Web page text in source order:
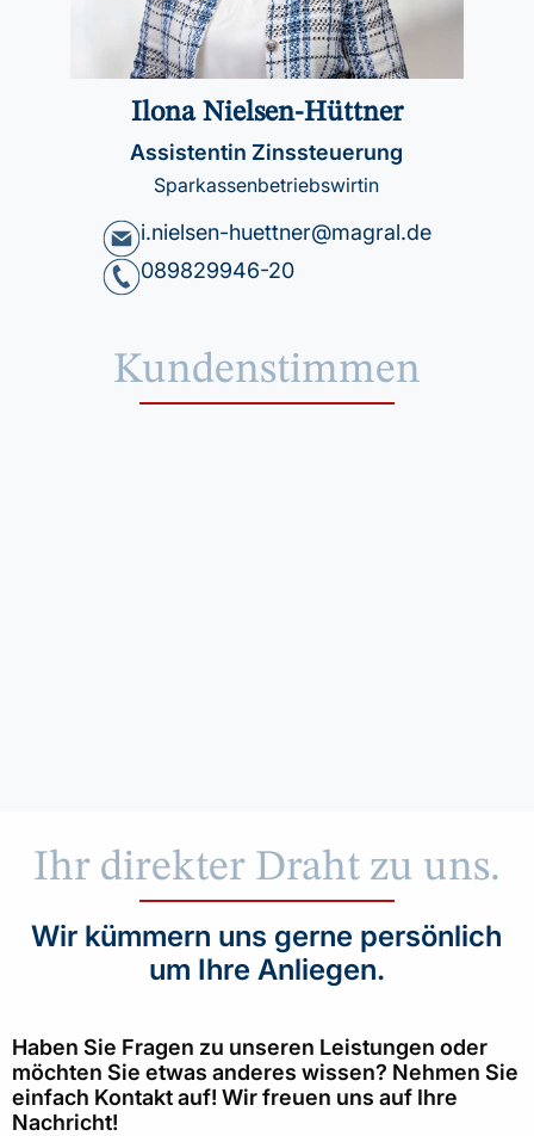
Ilona Nielsen-Hüttner
Assistentin Zinssteuerung
Sparkassenbetriebswirtin
i.nielsen-huettner@magral.de
089829946-20
Kundenstimmen
Ihr direkter Draht zu uns.
Wir kümmern uns gerne persönlich
um Ihre Anliegen.
Haben Sie Fragen zu unseren Leistungen oder
möchten Sie etwas anderes wissen? Nehmen Sie
einfach Kontakt auf! Wir freuen uns auf Ihre
Nachricht!